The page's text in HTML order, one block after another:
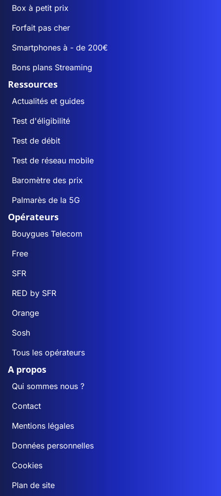
Box à petit prix
Forfait pas cher
Smartphones à - de 200€
Bons plans Streaming
Ressources
Actualités et guides
Test d'éligibilité
Test de débit
Test de réseau mobile
Baromètre des prix
Palmarès de la 5G
Opérateurs
Bouygues Telecom
Free
SFR
RED by SFR
Orange
Sosh
Tous les opérateurs
A propos
Qui sommes nous ?
Contact
Mentions légales
Données personnelles
Cookies
Plan de site